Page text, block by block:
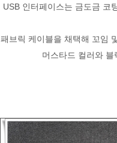
USB 인터페이스는 금도금 코
패브릭 케이블을 채택해 꼬임
머스타드 컬러와